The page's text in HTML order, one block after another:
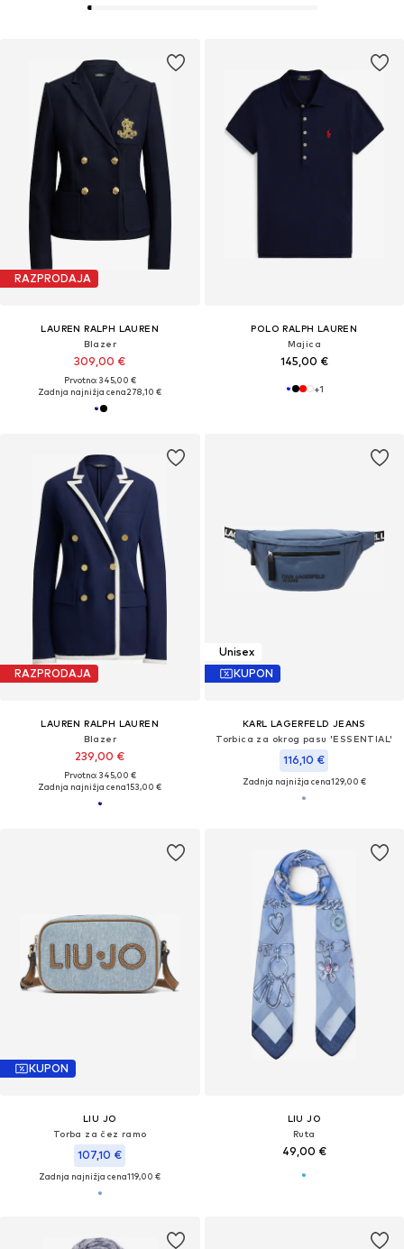
RAZPRODAJA
LAUREN RALPH LAUREN
Blazer
309,00 €
Prvotno: 345,00 €
Zadnja najnižja cena278,10 €
POLO RALPH LAUREN
Majica
145,00 €
+1
RAZPRODAJA
LAUREN RALPH LAUREN
Blazer
239,00 €
Prvotno: 345,00 €
Zadnja najnižja cena153,00 €
Unisex
KUPON
KARL LAGERFELD JEANS
Torbica za okrog pasu 'ESSENTIAL'
116,10 €
Zadnja najnižja cena129,00 €
KUPON
LIU JO
Torba za čez ramo
107,10 €
Zadnja najnižja cena119,00 €
LIU JO
Ruta
49,00 €